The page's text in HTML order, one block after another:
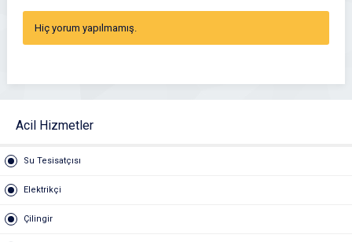
Hiç yorum yapılmamış.
Acil Hizmetler
Su Tesisatçısı
Elektrikçi
Çilingir